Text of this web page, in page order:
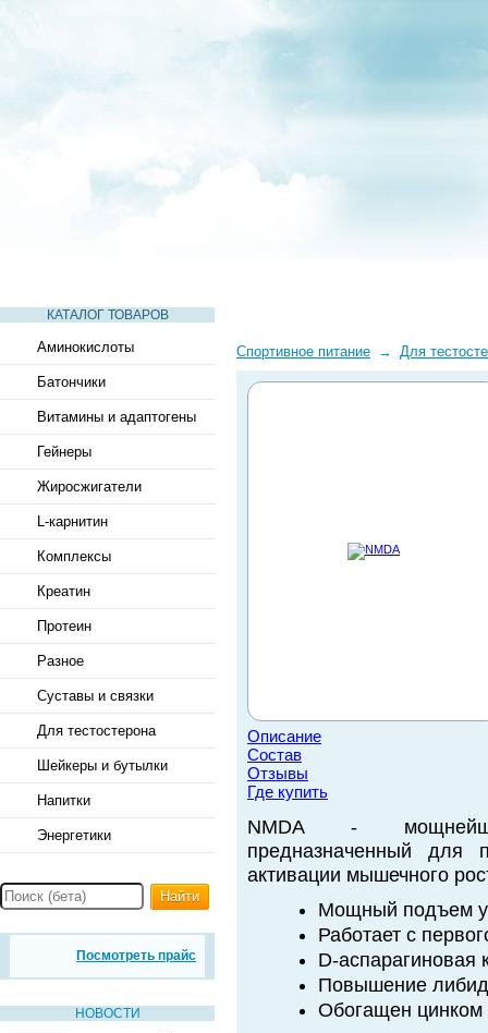
КАТАЛОГ ТОВАРОВ
Аминокислоты
Батончики
Витамины и адаптогены
Гейнеры
Жиросжигатели
L-карнитин
Комплексы
Креатин
Протеин
Разное
Суставы и связки
Для тестостерона
Шейкеры и бутылки
Напитки
Энергетики
Найти
Посмотреть прайс
НОВОСТИ
Спортивное питание → Для
Описание
Состав
Отзывы
Где купить
NMDA -
предназначенный для
активации мышечного
Мощный подъем
Работает с
D-аспарагиновая
Повышение
Обогащен цинком